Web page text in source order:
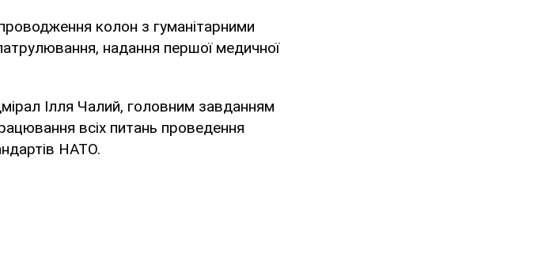
колон з гуманітарними
надання першої медичної
Ілля Чалий, головним завданням
всіх питань проведення
НАТО.